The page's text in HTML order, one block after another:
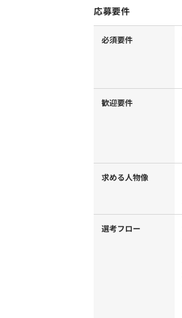
応募要件
必須要件
歓迎要件
求める人物像
選考フロー